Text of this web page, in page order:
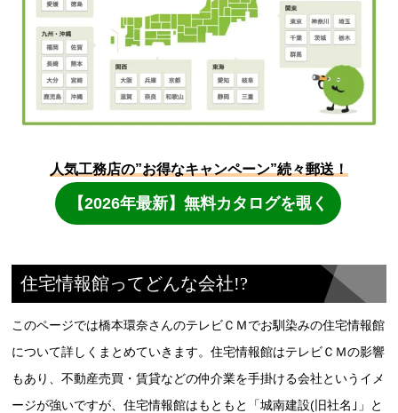
住宅情報館ってどんな会社!?
このページでは橋本環奈さんのテレビＣＭでお馴染みの住宅情報館
について詳しくまとめていきます。住宅情報館はテレビＣＭの影響
もあり、不動産売買・賃貸などの仲介業を手掛ける会社というイメ
ージが強いですが、住宅情報館はもともと「城南建設(旧社名｣」と